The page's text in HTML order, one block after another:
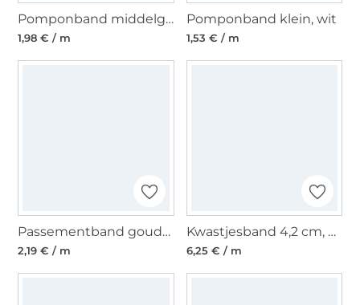
Pomponband middelgroot, 20 mm, roze
1,98 € / m
Pomponband klein, wit
1,53 € / m
Passementband goudgeel
2,19 € / m
Kwastjesband 4,2 cm, veelkleurig
6,25 € / m